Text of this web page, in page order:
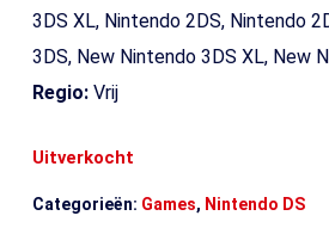
3DS XL, Nintendo 2DS, Nintendo
3DS, New Nintendo 3DS XL, New
Regio:Vrij
Uitverkocht
Categorieën: Games, Nintendo DS